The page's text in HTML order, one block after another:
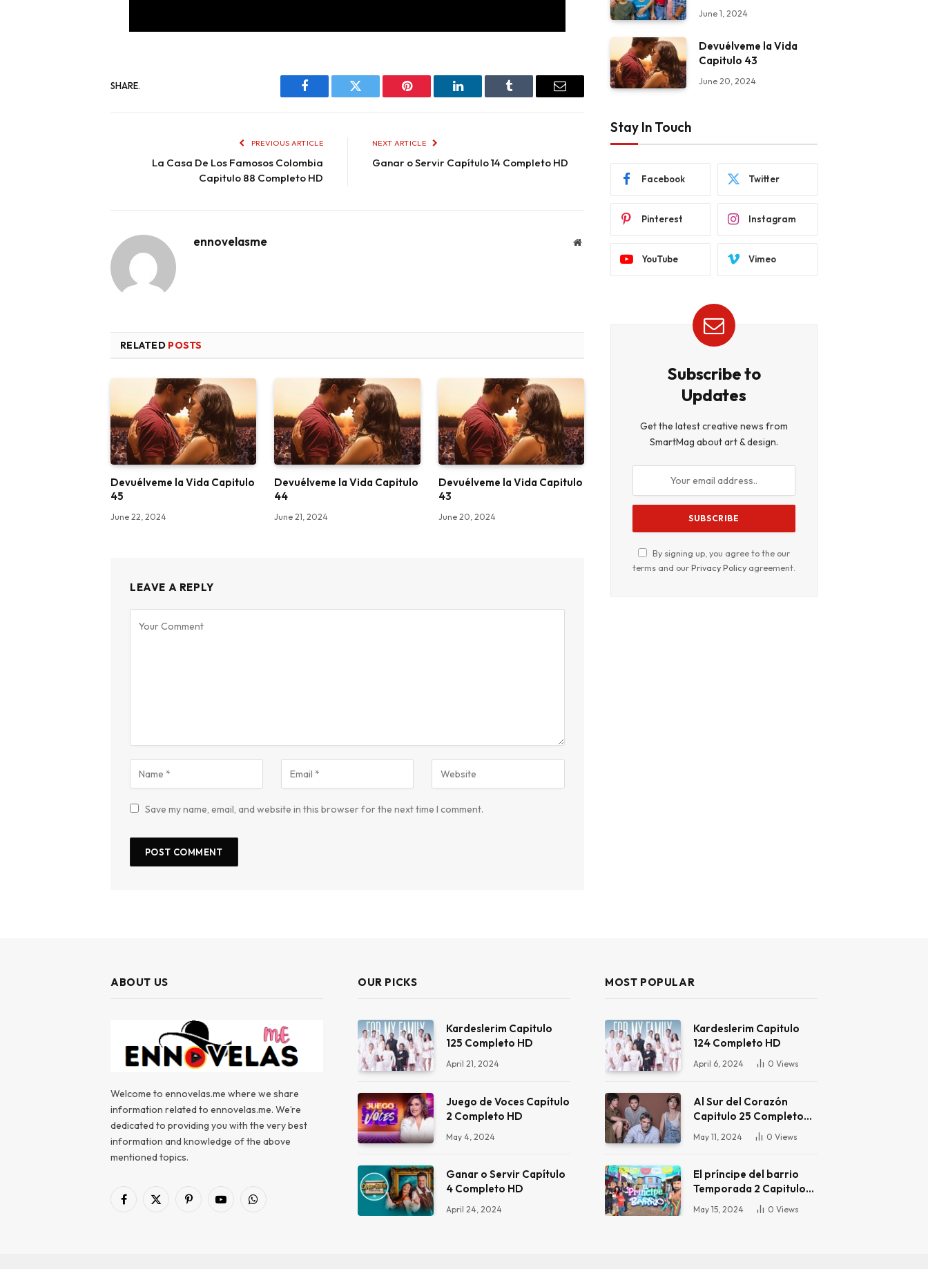
SHARE.
Facebook Twitter Pinterest LinkedIn Tumblr Email
PREVIOUS ARTICLE
La Casa De Los Famosos Colombia
Capitulo 88 Completo HD
NEXT ARTICLE
Ganar o Servir Capítulo 14 Completo HD
ennovelasme Website
RELATED POSTS
Devuélveme la Vida Capitulo
45
June 22, 2024
Devuélveme la Vida Capitulo
44
June 21, 2024
Devuélveme la Vida Capitulo
43
June 20, 2024
LEAVE A REPLY
Save my name, email, and website in this browser for the next time I comment.
June 1, 2024
Devuélveme la Vida
Capitulo 43
June 20, 2024
Stay In Touch
Facebook Twitter
Pinterest Instagram
YouTube Vimeo
Subscribe to
Updates
Get the latest creative news from
SmartMag about art & design.
By signing up, you agree to the our
terms and ourPrivacy Policy agreement.
ABOUT US
Welcome to ennovelas.me where we share
information related to ennovelas.me. We’re
dedicated to providing you with the very best
information and knowledge of the above
mentioned topics.
Facebook
X
PinterestYouTubeWhatsApp
OUR PICKS
Kardeslerim Capitulo
125 Completo HD
April 21, 2024
Juego de Voces Capítulo
2 Completo HD
May 4, 2024
Ganar o Servir Capítulo
4 Completo HD
April 24, 2024
MOST POPULAR
Kardeslerim Capitulo
124 Completo HD
April 6, 2024 0 Views
Al Sur del Corazón
Capitulo 25 Completo
May 11, 2024 0 Views
El príncipe del barrio
Temporada 2 Capitulo
16 Completo HD
May 15, 2024 0 Views